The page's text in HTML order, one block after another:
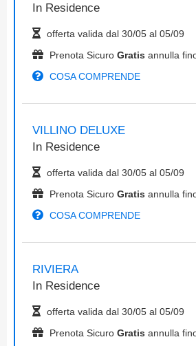
In Residence
offerta valida dal 30/05 al 05/09
Prenota Sicuro Gratis annulla
COSA COMPRENDE
VILLINO DELUXE
In Residence
offerta valida dal 30/05 al 05/09
Prenota Sicuro Gratis annulla
COSA COMPRENDE
RIVIERA
In Residence
offerta valida dal 30/05 al 05/09
Prenota Sicuro Gratis annulla